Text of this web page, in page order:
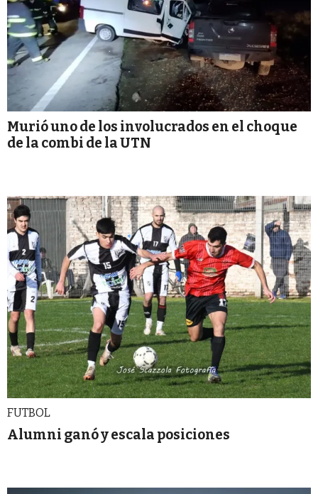
Murió uno de los involucrados en el choque
de la combi de la UTN
FUTBOL
Alumni ganó y escala posiciones